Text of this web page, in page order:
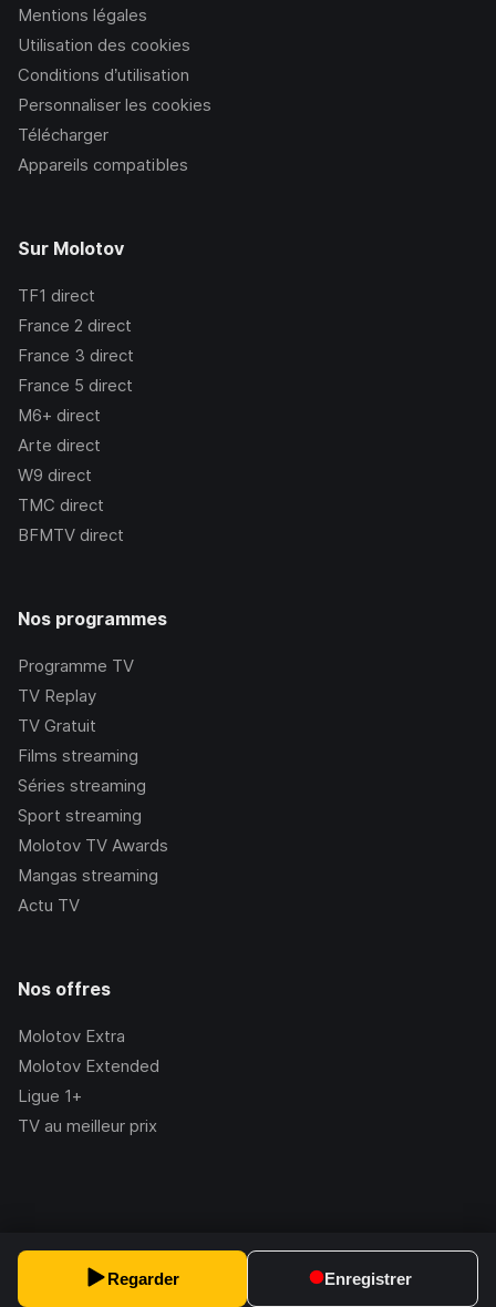
Regarder Enregistrer
Mentions légales
Utilisation des cookies
Conditions d’utilisation
Personnaliser les cookies
Télécharger
Appareils compatibles
Sur Molotov
TF1 direct
France 2 direct
France 3 direct
France 5 direct
M6+ direct
Arte direct
W9 direct
TMC direct
BFMTV direct
Nos programmes
Programme TV
TV Replay
TV Gratuit
Films streaming
Séries streaming
Sport streaming
Molotov TV Awards
Mangas streaming
Actu TV
Nos offres
Molotov Extra
Molotov Extended
Ligue 1+
TV au meilleur prix
2.228.1